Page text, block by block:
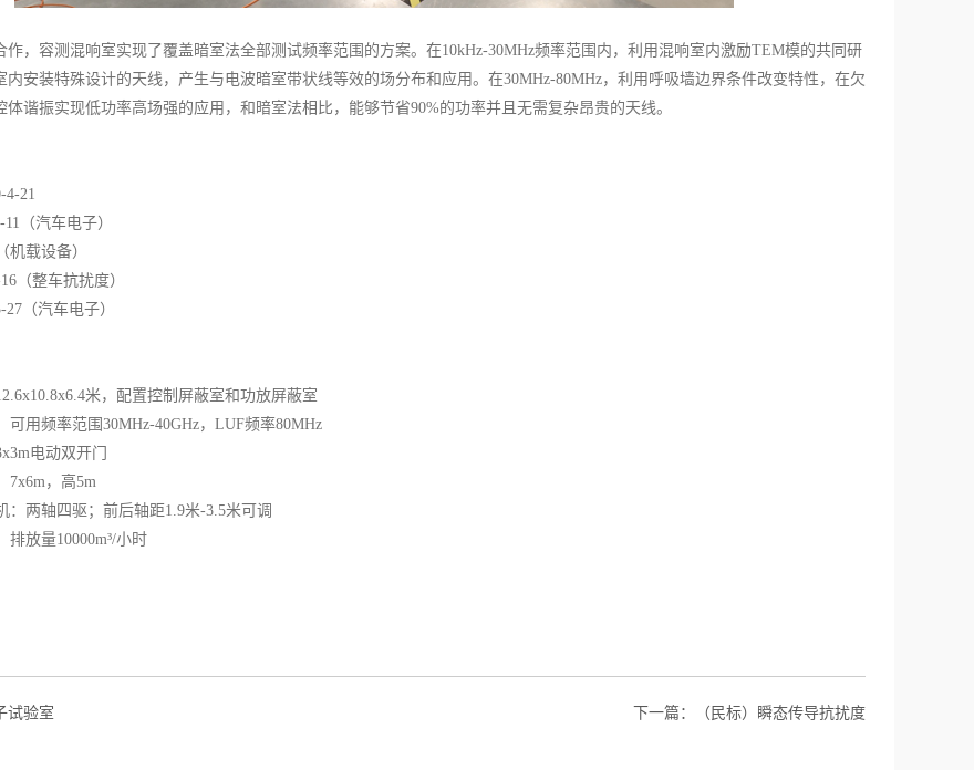
作，容测混响室实现了覆盖暗室法全部测试频率范围的方案。在10kHz-30MHz频率范围内，利用混响室内激励TEM模的共同研
内安装特殊设计的天线，产生与电波暗室带状线等效的场分布和应用。在30MHz-80MHz，利用呼吸墙边界条件改变特性，在欠
体谐振实现低功率高场强的应用，和暗室法相比，能够节省90%的功率并且无需复杂昂贵的天线。
4-21
（汽车电子）
机载设备）
（整车抗扰度）
27（汽车电子）
米，配置控制屏蔽室和功放屏蔽室
可用频率范围30MHz-40GHz，LUF频率80MHz
电动双开门
7x6m，高5m
：两轴四驱；前后轴距1.9米-3.5米可调
排放量10000m³/小时
试验室 下一篇： （民标）瞬态传导抗扰度